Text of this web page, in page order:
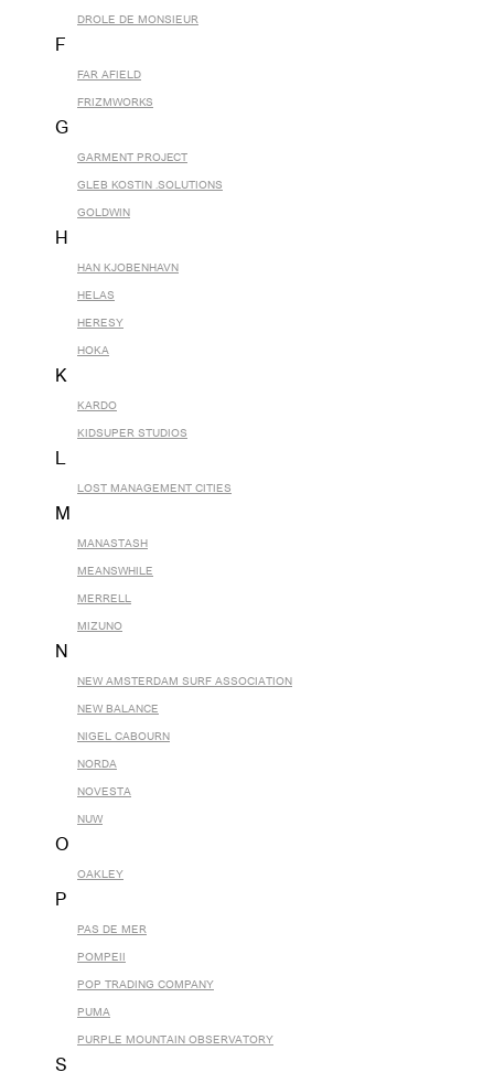
DROLE DE MONSIEUR
F
FAR AFIELD
FRIZMWORKS
G
GARMENT PROJECT
GLEB KOSTIN .SOLUTIONS
GOLDWIN
H
HAN KJOBENHAVN
HELAS
HERESY
HOKA
K
KARDO
KIDSUPER STUDIOS
L
LOST MANAGEMENT CITIES
M
MANASTASH
MEANSWHILE
MERRELL
MIZUNO
N
NEW AMSTERDAM SURF ASSOCIATION
NEW BALANCE
NIGEL CABOURN
NORDA
NOVESTA
NUW
O
OAKLEY
P
PAS DE MER
POMPEII
POP TRADING COMPANY
PUMA
PURPLE MOUNTAIN OBSERVATORY
S